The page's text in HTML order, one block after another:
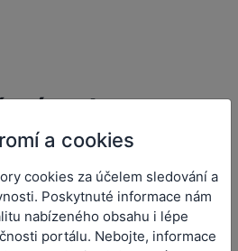
smlouvy o
2025
Aneta
a cookies
cookies za účelem sledování a
Poskytnuté informace nám
nabízeného obsahu i lépe
portálu. Nebojte, informace